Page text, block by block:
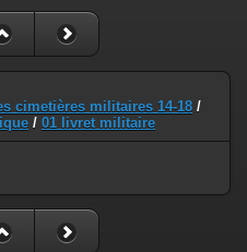
cimetières militaires 14-18 /
/ 01 livret militaire